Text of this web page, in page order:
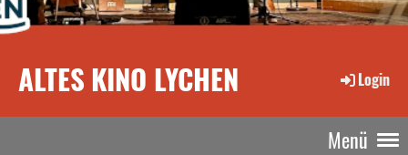
ALTES KINO LYCHEN Login
Menü